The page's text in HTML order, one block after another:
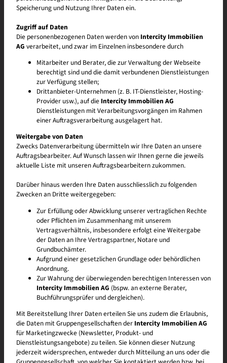
Ein vielfältiges Quartier sucht
lebensfrohe Mieter:innen
Geniess den Luxus einer neu erstellten, hellen Wohnung. Sorgfältig bis
ins Detail geplant, offen für individuelle Wohnformen und
Wohnungseinrichtungen. Die Bebauung erfolgt in zwei Etappen –
einzugsbereit voraussichtlich ab 2028.
Speicherung und Nutzung Ihrer Daten ein.
Zugriff auf Daten
Die personenbezogenen Daten werden von Intercity Immobilien
AG verarbeitet, und zwar im Einzelnen insbesondere durch
Mitarbeiter und Berater, die zur Verwaltung der Webseite
berechtigt sind und die damit verbundenen Dienstleistungen
zur Verfügung stellen;
Drittanbieter-Unternehmen (z. B. IT-Dienstleister, Hosting-
Provider usw.), auf die Intercity Immobilien AG
Dienstleistungen mit Verarbeitungsvorgängen im Rahmen
einer Auftragsverarbeitung ausgelagert hat.
Weitergabe von Daten
Zwecks Datenverarbeitung übermitteln wir Ihre Daten an unsere
Auftragsbearbeiter. Auf Wunsch lassen wir Ihnen gerne die jeweils
aktuelle Liste mit unseren Auftragsbearbeitern zukommen.
Darüber hinaus werden Ihre Daten ausschliesslich zu folgenden
Zwecken an Dritte weitergegeben:
Zur Erfüllung oder Abwicklung unserer vertraglichen Rechte
oder Pflichten im Zusammenhang mit unserem
Vertragsverhältnis, insbesondere erfolgt eine Weitergabe
der Daten an Ihre Vertragspartner, Notare und
Grundbuchämter.
Aufgrund einer gesetzlichen Grundlage oder behördlichen
Anordnung.
Zur Wahrung der überwiegenden berechtigen Interessen von
Intercity Immobilien AG (bspw. an externe Berater,
Buchführungsprüfer und dergleichen).
Mit Bereitstellung Ihrer Daten erteilen Sie uns zudem die Erlaubnis,
die Daten mit Gruppengesellschaften der Intercity Immobilien AG
für Marketingzwecke (Newsletter, Produkt- und
Dienstleistungsangebote) zu teilen. Sie können dieser Nutzung
jederzeit widersprechen, entweder durch Mitteilung an uns oder die